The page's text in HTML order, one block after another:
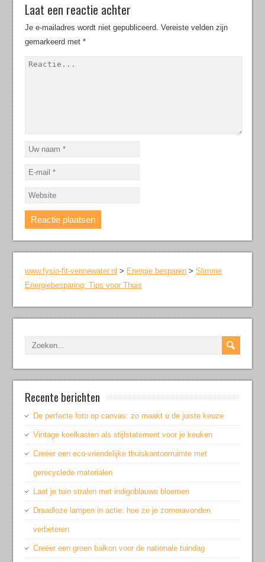
Laat een reactie achter
Je e-mailadres wordt niet gepubliceerd. Vereiste velden zijn
gemarkeerd met*
www.fysio-fit-vennewater.nl > Energie besparen >Slimme
Energiebesparing: Tips voor Thuis
Recente berichten
De perfecte foto op canvas: zo maakt u de juiste keuze
Vintage koelkasten als stijlstatement voor je keuken
Creëer een eco-vriendelijke thuiskantoorruimte met
gerecyclede materialen
Laat je tuin stralen met indigoblauwe bloemen
Draadloze lampen in actie: hoe ze je zomeravonden
verbeteren
Creëer een groen balkon voor de nationale tuindag